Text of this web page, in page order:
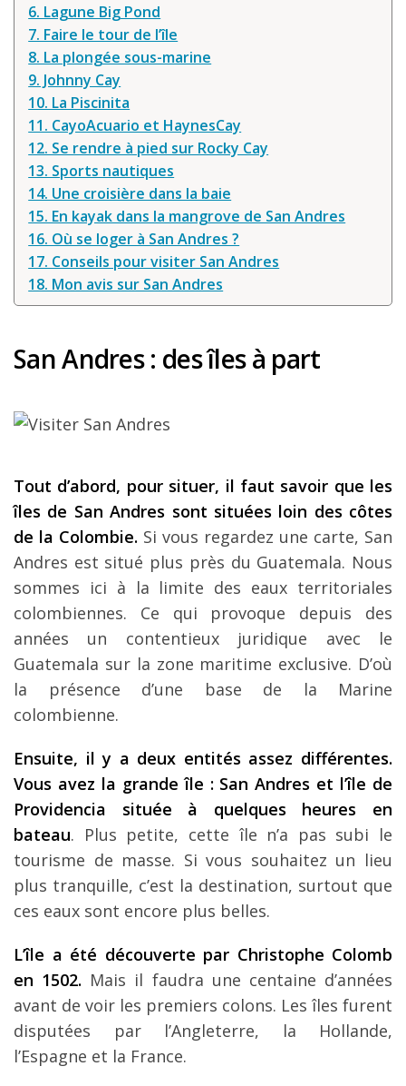
6. Lagune Big Pond
7. Faire le tour de l’île
8. La plongée sous-marine
9. Johnny Cay
10. La Piscinita
11. CayoAcuario et HaynesCay
12. Se rendre à pied sur Rocky Cay
13. Sports nautiques
14. Une croisière dans la baie
15. En kayak dans la mangrove de San Andres
16. Où se loger à San Andres ?
17. Conseils pour visiter San Andres
18. Mon avis sur San Andres
San Andres : des îles à part
Tout d’abord, pour situer, il faut savoir que les
îles de San Andres sont situées loin des côtes
de la Colombie. Si vous regardez une carte, San
Andres est situé plus près du Guatemala. Nous
sommes ici à la limite des eaux territoriales
colombiennes. Ce qui provoque depuis des
années un contentieux juridique avec le
Guatemala sur la zone maritime exclusive. D’où
la présence d’une base de la Marine
colombienne.
Ensuite, il y a deux entités assez différentes.
Vous avez la grande île : San Andres et l’île de
Providencia située à quelques heures en
bateau. Plus petite, cette île n’a pas subi le
tourisme de masse. Si vous souhaitez un lieu
plus tranquille, c’est la destination, surtout que
ces eaux sont encore plus belles.
L’île a été découverte par Christophe Colomb
en 1502. Mais il faudra une centaine d’années
avant de voir les premiers colons. Les îles furent
disputées par l’Angleterre, la Hollande,
l’Espagne et la France.